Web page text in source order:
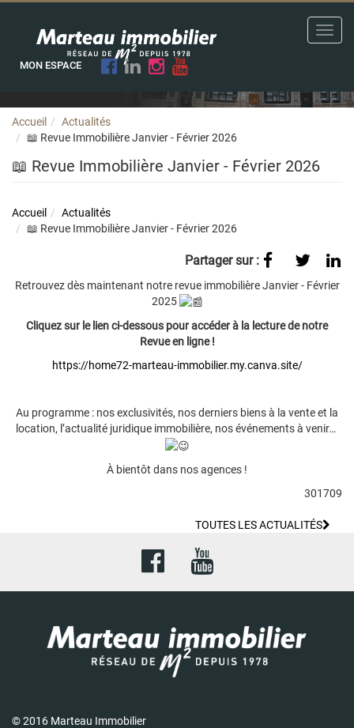
MON ESPACE
Accueil
Actualités
📖 Revue Immobilière Janvier - Février 2026
📖 Revue Immobilière Janvier - Février 2026
Accueil
Actualités
📖 Revue Immobilière Janvier - Février 2026
Partager sur :
Retrouvez dès maintenant notre revue immobilière Janvier - Février
2025
Cliquez sur le lien ci-dessous pour accéder à la lecture de notre
Revue en ligne !
https://home72-marteau-immobilier.my.canva.site/
Au programme : nos exclusivités, nos derniers biens à la vente et la
location, l’actualité juridique immobilière, nos événements à venir…
À bientôt dans nos agences !
301709
TOUTES LES ACTUALITÉS
© 2016 Marteau Immobilier